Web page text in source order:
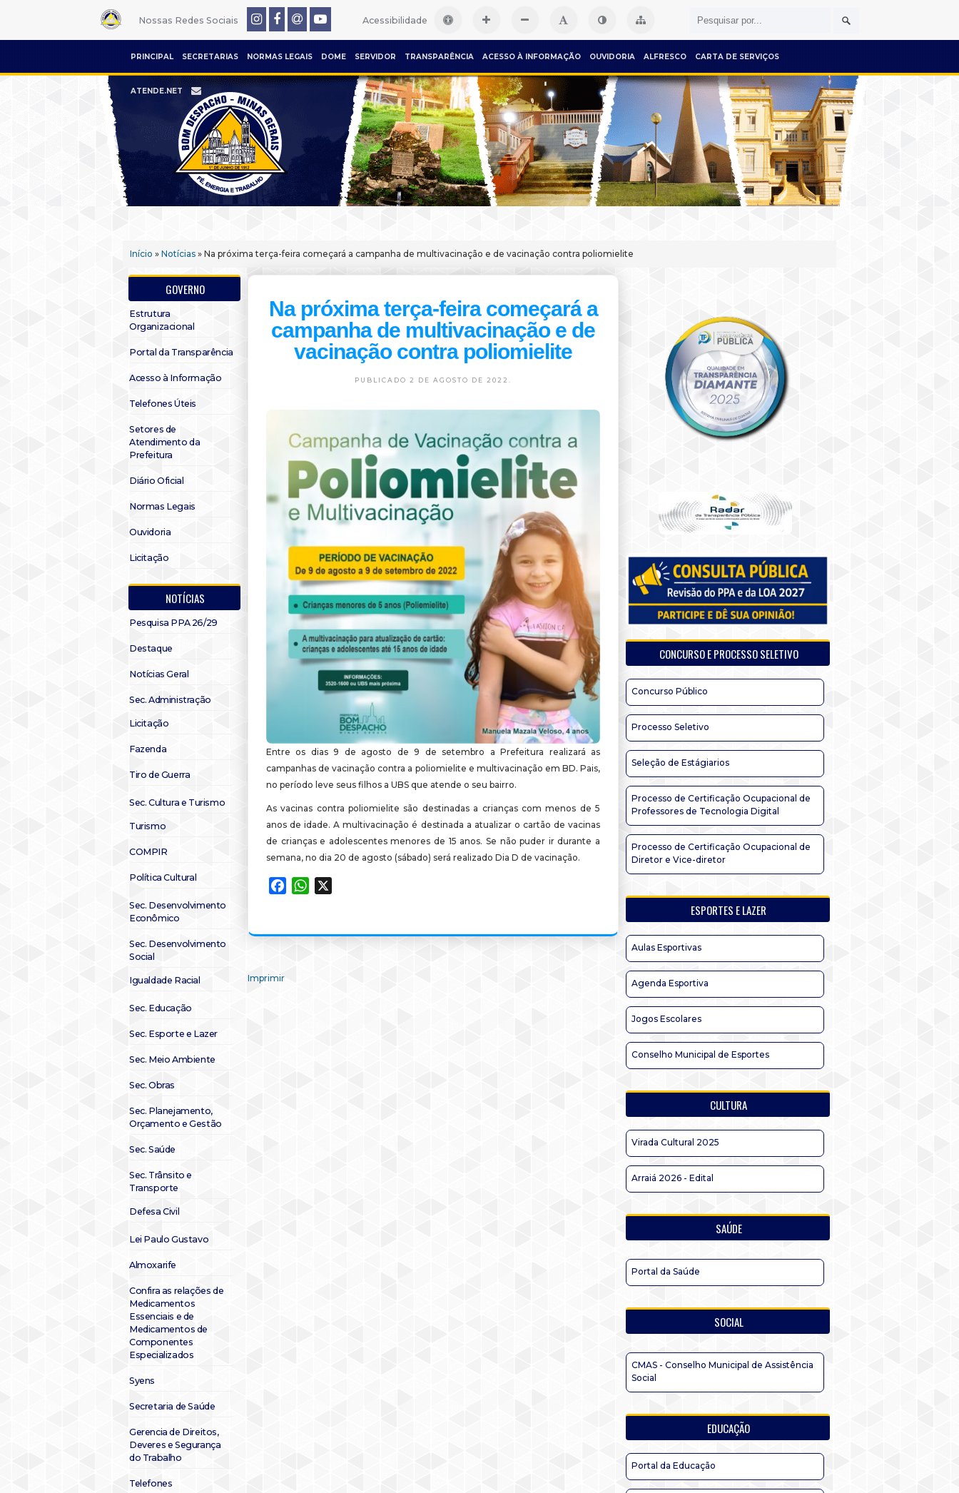
Nossas Redes Sociais Acessibilidade
PRINCIPAL SECRETARIAS NORMAS LEGAIS DOME SERVIDOR TRANSPARÊNCIA ACESSO À INFORMAÇÃO OUVIDORIA ALFRESCO CARTA DE SERVIÇOS
ATENDE.NET
Início » Notícias » Na próxima terça-feira começará a campanha de multivacinação e de vacinação contra poliomielite
GOVERNO
Estrutura
Organizacional
Portal da Transparência
Acesso à Informação
Telefones Úteis
Setores de
Atendimento da
Prefeitura
Diário Oficial
Normas Legais
Ouvidoria
Licitação
NOTÍCIAS
Pesquisa PPA 26/29
Destaque
Notícias Geral
Sec. Administração
Licitação
Fazenda
Tiro de Guerra
Sec. Cultura e Turismo
Turismo
COMPIR
Política Cultural
Sec. Desenvolvimento
Econômico
Sec. Desenvolvimento
Social
Igualdade Racial
Sec. Educação
Sec. Esporte e Lazer
Sec. Meio Ambiente
Sec. Obras
Sec. Planejamento,
Orçamento e Gestão
Sec. Saúde
Sec. Trânsito e
Transporte
Defesa Civil
Lei Paulo Gustavo
Almoxarife
Confira as relações de
Medicamentos
Essenciais e de
Medicamentos de
Componentes
Especializados
Syens
Secretaria de Saúde
Gerencia de Direitos,
Deveres e Segurança
do Trabalho
Telefones
Na próxima terça-feira começará a
campanha de multivacinação e de
vacinação contra poliomielite
PUBLICADO 2 DE AGOSTO DE 2022.
Entre os dias 9 de agosto de 9 de setembro a Prefeitura realizará as
campanhas de vacinação contra a poliomielite e multivacinação em BD. Pais,
no período leve seus filhos a UBS que atende o seu bairro.
As vacinas contra poliomielite são destinadas a crianças com menos de 5
anos de idade. A multivacinação é destinada a atualizar o cartão de vacinas
de crianças e adolescentes menores de 15 anos. Se não puder ir durante a
semana, no dia 20 de agosto (sábado) será realizado Dia D de vacinação.
FacebookWhatsApp
Imprimir
CONCURSO E PROCESSO SELETIVO
Concurso Público
Processo Seletivo
Seleção de Estágiarios
Processo de Certificação Ocupacional de
Professores de Tecnologia Digital
Processo de Certificação Ocupacional de
Diretor e Vice-diretor
ESPORTES E LAZER
Aulas Esportivas
Agenda Esportiva
Jogos Escolares
Conselho Municipal de Esportes
CULTURA
Virada Cultural 2025
Arraiá 2026 - Edital
SAÚDE
Portal da Saúde
SOCIAL
CMAS - Conselho Municipal de Assistência
Social
EDUCAÇÃO
Portal da Educação